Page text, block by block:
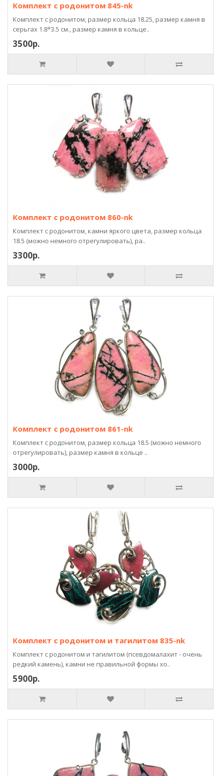
Комплект с родонитом 845-nk
Комплект с родонитом, размер кольца 18.25, размер камня в
серьгах 1.8*3.5 см., размер камня в кольце..
3500р.
Комплект с родонитом 860-nk
Комплект с родонитом, камни яркого цвета, размер кольца
18.5 (можно немного отрегулировать), ра..
3300р.
Комплект с родонитом 861-nk
Комплект с родонитом, размер кольца 18.5 (можно немного
отрегулировать), размер камня в кольце ..
3000р.
Комплект с родонитом и тагилитом 835-nk
Комплект с родонитом и тагилитом (псевдомалахит - очень
редкий камень), камни не правильной формы хо..
5900р.